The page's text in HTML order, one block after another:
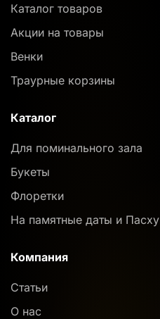
Каталог товаров
Акции на товары
Венки
Траурные корзины
Каталог
Для поминального зала
Букеты
Флоретки
На памятные даты и Пасху
Компания
Статьи
О нас